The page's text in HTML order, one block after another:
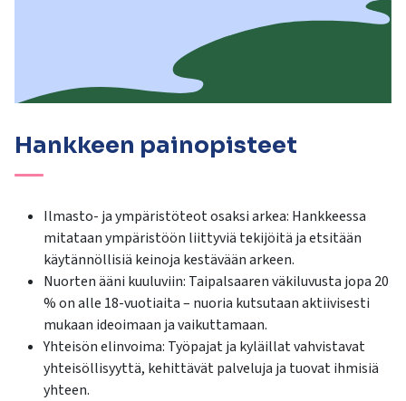
Hankkeen painopisteet
Ilmasto- ja ympäristöteot osaksi arkea: Hankkeessa
mitataan ympäristöön liittyviä tekijöitä ja etsitään
käytännöllisiä keinoja kestävään arkeen.
Nuorten ääni kuuluviin: Taipalsaaren väkiluvusta jopa 20
% on alle 18-vuotiaita – nuoria kutsutaan aktiivisesti
mukaan ideoimaan ja vaikuttamaan.
Yhteisön elinvoima: Työpajat ja kyläillat vahvistavat
yhteisöllisyyttä, kehittävät palveluja ja tuovat ihmisiä
yhteen.